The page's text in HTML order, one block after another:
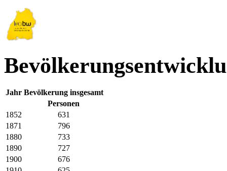
Jahr Bevölkerung insgesamt
Personen
1852
631
1871
796
1880
733
1890
727
1900
676